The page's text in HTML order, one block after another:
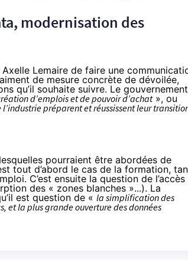
modernisation des
Lemaire de faire une
de mesure concrète de dévoilée,
qu’il souhaite suivre. Le gouvernement
d’emplois et de pouvoir d’achat», ou
préparent et réussissent leur
pourraient être abordées de
tout d’abord le cas de la formation,
C’est ensuite la question de l’accès
des « zones blanches »...). La
est question de « la simplification des
et la plus grande ouverture des données